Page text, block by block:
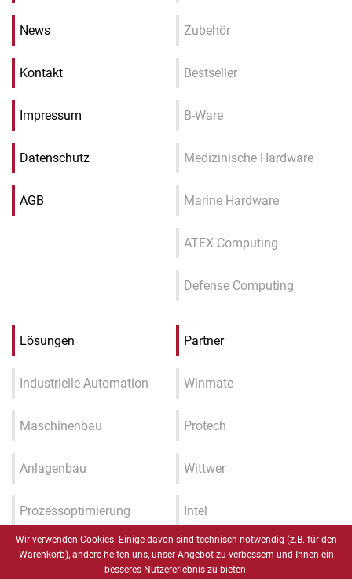
News
Kontakt
Impressum
Datenschutz
AGB
Zubehör
Bestseller
B-Ware
Medizinische Hardware
Marine Hardware
ATEX Computing
Defense Computing
Lösungen
Industrielle Automation
Maschinenbau
Anlagenbau
Prozessoptimierung
Logistik
Partner
Winmate
Protech
Wittwer
Intel
Microsoft
Wir verwenden Cookies. Einige davon sind technisch notwendig (z.B. für den
Warenkorb), andere helfen uns, unser Angebot zu verbessern und Ihnen ein
besseres Nutzererlebnis zu bieten.